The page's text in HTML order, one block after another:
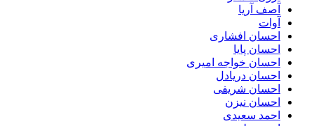
آصف آریا
آوات
احسان افشاری
احسان پایا
احسان خواجه امیری
احسان دریادل
احسان شریفی
احسان نیزن
احمد سعیدی